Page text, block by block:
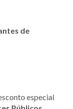
de
especial